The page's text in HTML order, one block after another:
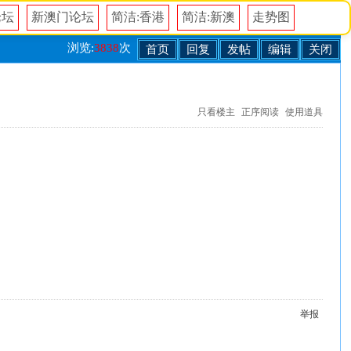
新澳门论坛 简洁:香港 简洁:新澳 走势图
关闭
编辑
发帖
回复
首页
浏览:3838次
只看楼主 正序阅读 使用道具
举报